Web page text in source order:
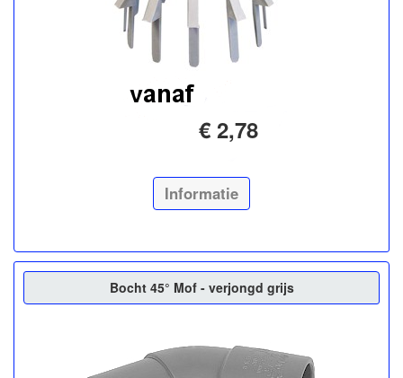
€ 2,78
Informatie
Bocht 45° Mof - verjongd grijs